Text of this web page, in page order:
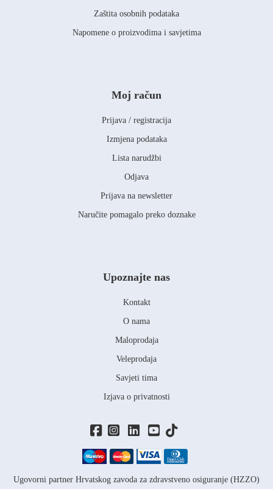
Zaštita osobnih podataka
Napomene o proizvodima i savjetima
Moj račun
Prijava / registracija
Izmjena podataka
Lista narudžbi
Odjava
Prijava na newsletter
Naručite pomagalo preko doznake
Ugovorni partner Hrvatskog zavoda za zdravstveno osiguranje (HZZO)
Upoznajte nas
Kontakt
O nama
Maloprodaja
Veleprodaja
Savjeti tima
Izjava o privatnosti